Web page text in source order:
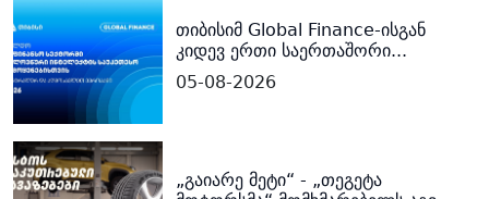
თიბისიმ Global Finance-ისგან
კიდევ ერთი საერთაშორი...
05-08-2026
„გაიარე მეტი“ - „თეგეტა